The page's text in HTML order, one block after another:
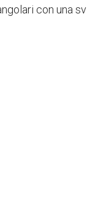
con una sv